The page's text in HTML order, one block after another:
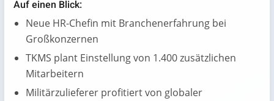
Auf einen Blick:
Neue HR-Chefin mit Branchenerfahrung bei
Großkonzernen
TKMS plant Einstellung von 1.400 zusätzlichen
Mitarbeitern
Militärzulieferer profitiert von globaler